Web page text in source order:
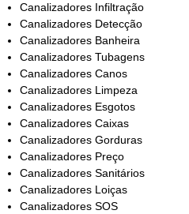
Canalizadores Infiltração
Canalizadores Detecção
Canalizadores Banheira
Canalizadores Tubagens
Canalizadores Canos
Canalizadores Limpeza
Canalizadores Esgotos
Canalizadores Caixas
Canalizadores Gorduras
Canalizadores Preço
Canalizadores Sanitários
Canalizadores Loiças
Canalizadores SOS